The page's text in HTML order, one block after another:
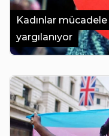
Kadınlar
yargılanıyor